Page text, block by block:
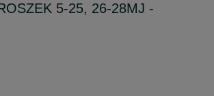
5-25, 26-28MJ -